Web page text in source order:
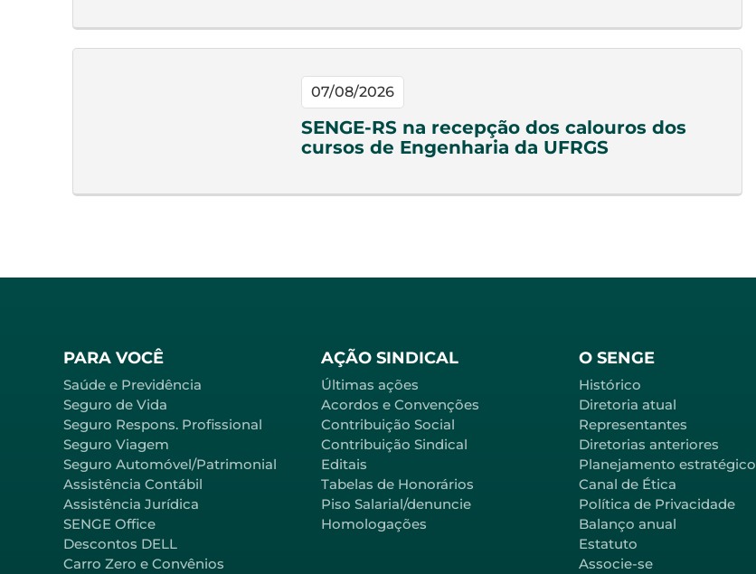
07/08/2026
SENGE-RS na recepção dos calouros dos
cursos de Engenharia da UFRGS
PARA VOCÊ
Saúde e Previdência
Seguro de Vida
Seguro Respons. Profissional
Seguro Viagem
Seguro Automóvel/Patrimonial
Assistência Contábil
Assistência Jurídica
SENGE Office
Descontos DELL
Carro Zero e Convênios
AÇÃO SINDICAL
Últimas ações
Acordos e Convenções
Contribuição Social
Contribuição Sindical
Editais
Tabelas de Honorários
Piso Salarial/denuncie
Homologações
O SENGE
Histórico
Diretoria atual
Representantes
Diretorias anteriores
Planejamento estratégico
Canal de Ética
Política de Privacidade
Balanço anual
Estatuto
Associe-se